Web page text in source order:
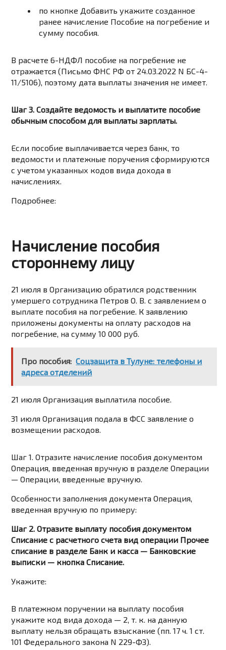
по кнопке Добавить укажите созданное
ранее начисление Пособие на погребение и
сумму пособия.
В расчете 6-НДФЛ пособие на погребение не
отражается (Письмо ФНС РФ от 24.03.2022 N БС-4-
11/5106), поэтому дата выплаты значения не имеет.
Шаг 3. Создайте ведомость и выплатите пособие
обычным способом для выплаты зарплаты.
Если пособие выплачивается через банк, то
ведомости и платежные поручения сформируются
с учетом указанных кодов вида дохода в
начислениях.
Подробнее:
Начисление пособия
стороннему лицу
21 июля в Организацию обратился родственник
умершего сотрудника Петров О. В. с заявлением о
выплате пособия на погребение. К заявлению
приложены документы на оплату расходов на
погребение, на сумму 10 000 руб.
Про пособия: Соцзащита в Тулуне: телефоны и
адреса отделений
21 июля Организация выплатила пособие.
31 июля Организация подала в ФСС заявление о
возмещении расходов.
Шаг 1. Отразите начисление пособия документом
Операция, введенная вручную в разделе Операции
— Операции, введенные вручную.
Особенности заполнения документа Операция,
введенная вручную по примеру:
Шаг 2. Отразите выплату пособия документом
Списание с расчетного счета вид операции Прочее
списание в разделе Банк и касса — Банковские
выписки — кнопка Списание.
Укажите:
В платежном поручении на выплату пособия
укажите код вида дохода — 2, т. к. на данную
выплату нельзя обращать взыскание (пп. 17 ч. 1 ст.
101 Федерального закона N 229-ФЗ).